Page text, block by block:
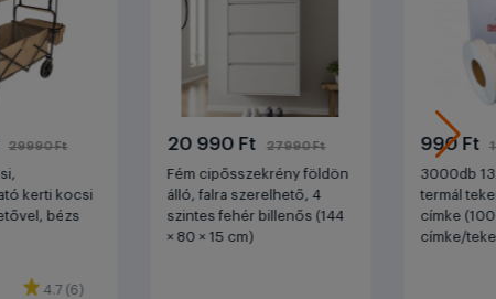
29990 Ft
kerti kocsi
bézs
4.7 (6)
20 990 Ft 27990 Ft
Fém cipősszekrény földön
álló, falra szerelhető, 4
szintes fehér billenős (144
× 80 × 15 cm)
990 Ft
3000db
termál
címke
címke/